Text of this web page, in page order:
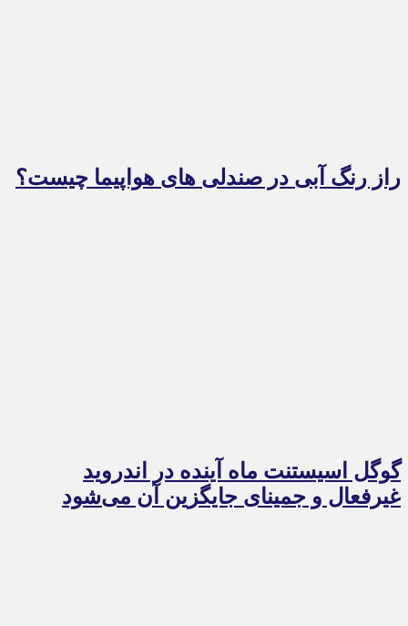
راز رنگ آبی در صندلی های هواپیما چیست؟
گوگل اسیستنت ماه آینده در اندروید
غیرفعال و جمینای جایگزین آن می‌شود